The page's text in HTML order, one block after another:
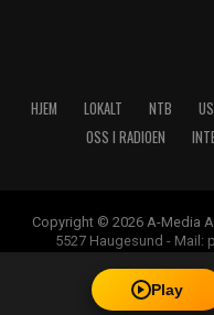
HJEM LOKALT NTB
OSS I RADIOEN
Copyright © 2026 A-Media
5527 Haugesund - Mail:
Play